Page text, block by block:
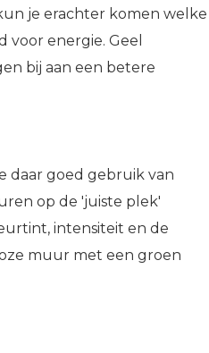
je erachter komen welke
energie. Geel
bij aan een betere
daar goed gebruik van
op de 'juiste plek'
intensiteit en de
muur met een groen